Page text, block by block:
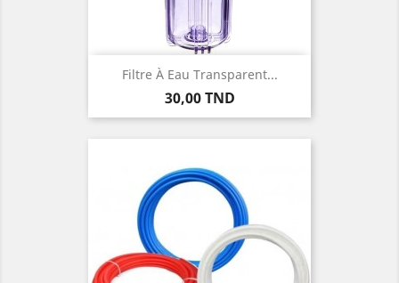
Filtre À Eau Transparent...
Prix
30,00 TND